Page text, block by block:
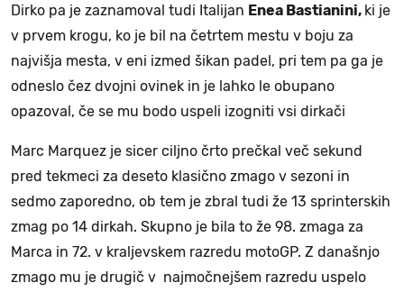
Dirko pa je zaznamoval tudi Italijan Enea Bastianini, ki je
v prvem krogu, ko je bil na četrtem mestu v boju za
najvišja mesta, v eni izmed šikan padel, pri tem pa ga je
odneslo čez dvojni ovinek in je lahko le obupano
opazoval, če se mu bodo uspeli izogniti vsi dirkači
Marc Marquez je sicer ciljno črto prečkal več sekund
pred tekmeci za deseto klasično zmago v sezoni in
sedmo zaporedno, ob tem je zbral tudi že 13 sprinterskih
zmag po 14 dirkah. Skupno je bila to že 98. zmaga za
Marca in 72. v kraljevskem razredu motoGP. Z današnjo
zmago mu je drugič v najmočnejšem razredu uspelo